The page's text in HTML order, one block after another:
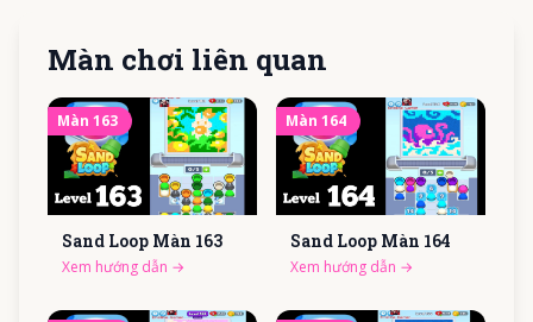
Màn chơi liên quan
Màn 163
Sand Loop Màn 163
Xem hướng dẫn →
Màn 164
Sand Loop Màn 164
Xem hướng dẫn →